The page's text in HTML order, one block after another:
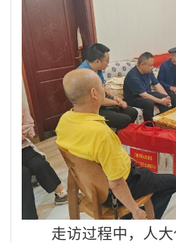
走访过程中，人